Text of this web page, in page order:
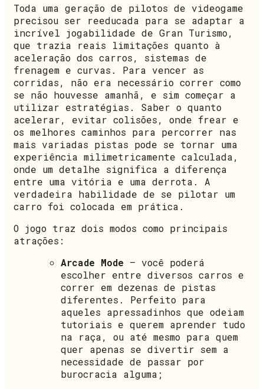
Toda uma geração de pilotos de videogame
precisou ser reeducada para se adaptar a
incrível jogabilidade de Gran Turismo,
que trazia reais limitações quanto à
aceleração dos carros, sistemas de
frenagem e curvas. Para vencer as
corridas, não era necessário correr como
se não houvesse amanhã, e sim começar a
utilizar estratégias. Saber o quanto
acelerar, evitar colisões, onde frear e
os melhores caminhos para percorrer nas
mais variadas pistas pode se tornar uma
experiência milimetricamente calculada,
onde um detalhe significa a diferença
entre uma vitória e uma derrota. A
verdadeira habilidade de se pilotar um
carro foi colocada em prática.
O jogo traz dois modos como principais
atrações:
Arcade Mode – você poderá
escolher entre diversos carros e
correr em dezenas de pistas
diferentes. Perfeito para
aqueles apressadinhos que odeiam
tutoriais e querem aprender tudo
na raça, ou até mesmo para quem
quer apenas se divertir sem a
necessidade de passar por
burocracia alguma;